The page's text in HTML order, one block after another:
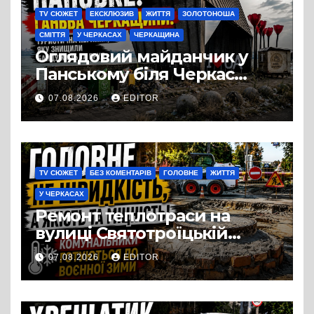
TV СЮЖЕТ ЕКСКЛЮЗИВ ЖИТТЯ ЗОЛОТОНОША
СМІТТЯ У ЧЕРКАСАХ ЧЕРКАЩИНА
Оглядовий майданчик у
Панському біля Черкас
перетворився на занедбане
сміттєзвалище
07.08.2026 EDITOR
TV СЮЖЕТ БЕЗ КОМЕНТАРІВ ГОЛОВНЕ ЖИТТЯ
У ЧЕРКАСАХ
Ремонт теплотраси на
вулиці Святотроїцькій
затягнувся порівняно із
запланованими термінами.
Вулицю досі не відкрили
для руху
07.08.2026 EDITOR